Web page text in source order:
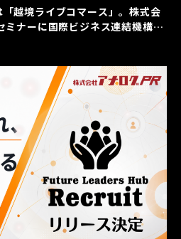
「越境ライブコマース」。株式会
ミナーに国際ビジネス連結機構の